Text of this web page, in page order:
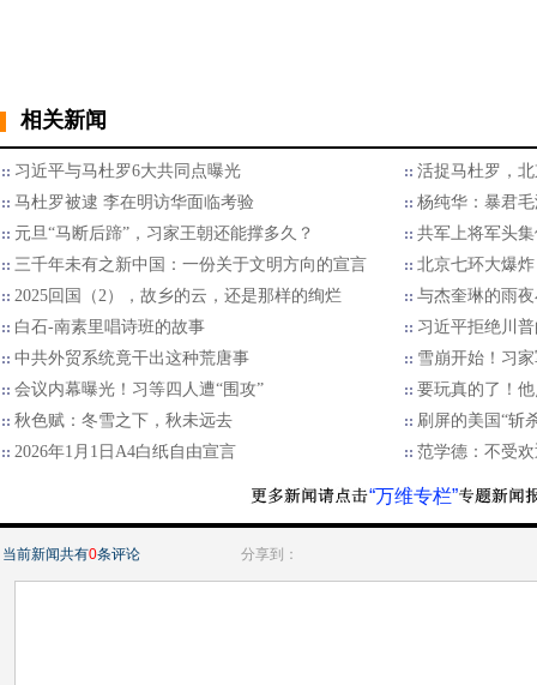
相关新闻
习近平与马杜罗6大共同点曝光
活捉马杜罗，
马杜罗被逮 李在明访华面临考验
杨纯华：暴君
元旦“马断后蹄”，习家王朝还能撑多久？
共军上将军头
三千年未有之新中国：一份关于文明方向的宣言
北京七环大爆
2025回国（2），故乡的云，还是那样的绚烂
与杰奎琳的雨
白石-南素里唱诗班的故事
习近平拒绝川普
中共外贸系统竟干出这种荒唐事
雪崩开始！习
会议内幕曝光！习等四人遭“围攻”
要玩真的了！
秋色赋：冬雪之下，秋未远去
刷屏的美国“斩
2026年1月1日A4白纸自由宣言
范学德：不受
“万维专栏”
当前新闻共有0条评论 分享到：